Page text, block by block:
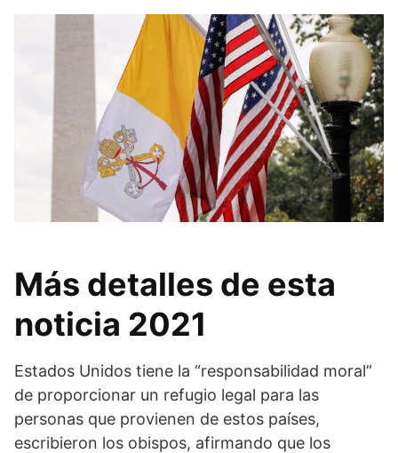
Más detalles de esta
noticia 2021
Estados Unidos tiene la “responsabilidad moral”
de proporcionar un refugio legal para las
personas que provienen de estos países,
escribieron los obispos, afirmando que los